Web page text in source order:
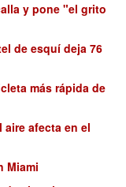
y pone "el grito
de esquí deja 76
más rápida de
afecta en el
Miami